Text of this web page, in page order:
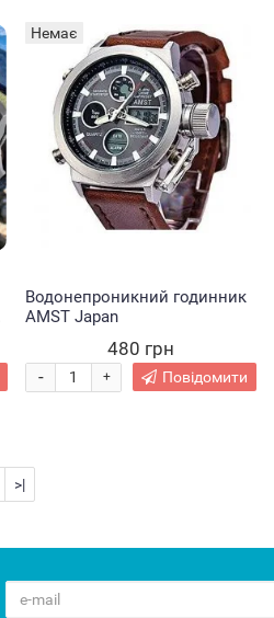
Немає
Водонепроникний годинник
AMST Japan
480 грн
+
- Повідомити
>|